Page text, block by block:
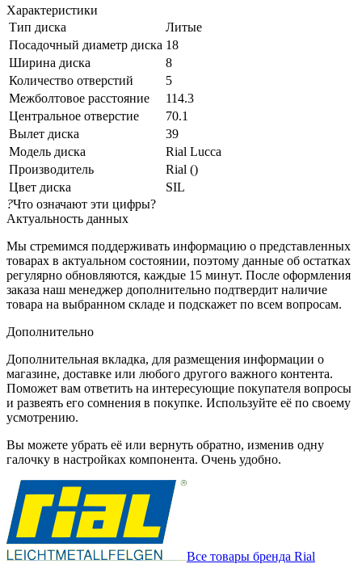
Характеристики
Тип диска
Литые
Посадочный диаметр диска 18
Ширина диска
8
Количество отверстий
5
Межболтовое расстояние
114.3
Центральное отверстие
70.1
Вылет диска
39
Модель диска
Rial Lucca
Производитель
Rial ()
Цвет диска
SIL
?Что означают эти цифры?
Актуальность данных
Мы стремимся поддерживать информацию о представленных
товарах в актуальном состоянии, поэтому данные об остатках
регулярно обновляются, каждые 15 минут. После оформления
заказа наш менеджер дополнительно подтвердит наличие
товара на выбранном складе и подскажет по всем вопросам.
Дополнительно
Дополнительная вкладка, для размещения информации о
магазине, доставке или любого другого важного контента.
Поможет вам ответить на интересующие покупателя вопросы
и развеять его сомнения в покупке. Используйте её по своему
усмотрению.
Вы можете убрать её или вернуть обратно, изменив одну
галочку в настройках компонента. Очень удобно.
Все товары бренда Rial